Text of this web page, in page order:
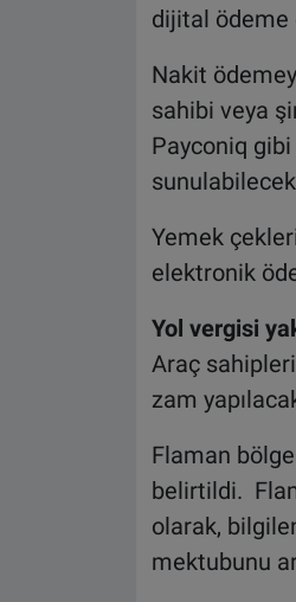
dijital ödeme
Nakit
sahibi veya
Payconiq
Yemek
elektronik
Yol vergisi
Araç
zam
Flaman
belirtildi.
olarak,
mektubunu